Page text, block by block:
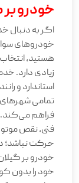
خودرو
اگر به دنبال
خودروهای
هستید،
زیادی دارد.
استاندارد و
تمامی
فراهم می‌کند.
فنی، نقص
حرکت نباشد؛
خودرو بر
خود را بدون